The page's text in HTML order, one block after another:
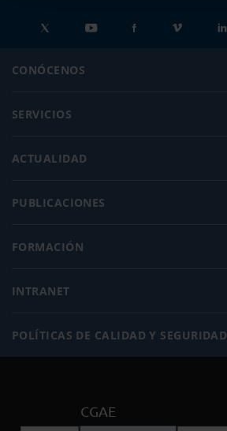
CONÓCENOS
SERVICIOS
ACTUALIDAD
PUBLICACIONES
FORMACIÓN
INTRANET
POLÍTICAS DE CALIDAD Y SEGURIDAD
CGAE